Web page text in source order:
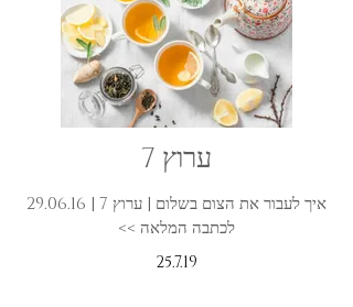
ערוץ 7
איך לעבור את הצום בשלום | ערוץ 7 | 29.06.16
לכתבה המלאה >>
25.7.19